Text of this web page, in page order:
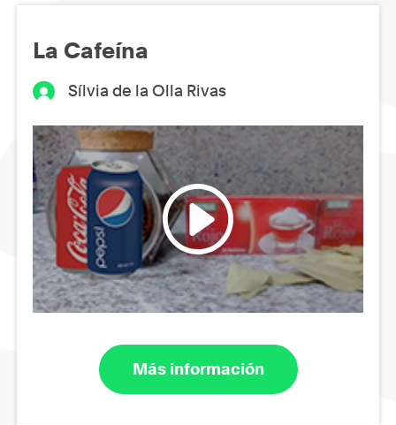
La Cafeína
Sílvia de la Olla Rivas
Más información